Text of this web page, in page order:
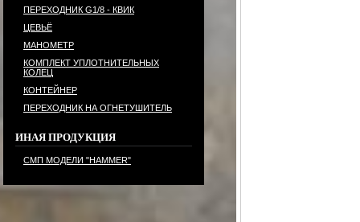
ПЕРЕХОДНИК G1/8 - КВИК
ЦЕВЬЁ
МАНОМЕТР
КОМПЛЕКТ УПЛОТНИТЕЛЬНЫХ
КОЛЕЦ
КОНТЕЙНЕР
ПЕРЕХОДНИК НА ОГНЕТУШИТЕЛЬ
ИНАЯ ПРОДУКЦИЯ
СМП МОДЕЛИ "HAMMER"